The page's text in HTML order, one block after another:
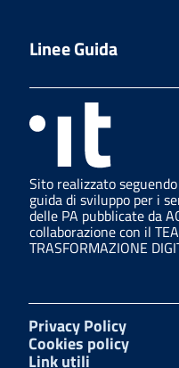
Linee Guida
Sito realizzato
guida di sviluppo per i
delle PA pubblicate da
collaborazione con il
TRASFORMAZIONE
Privacy Policy
Cookies policy
Link utili